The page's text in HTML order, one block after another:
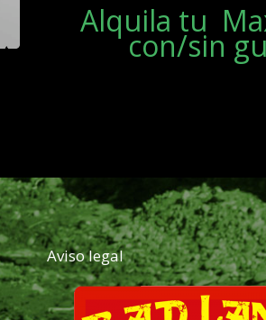
Alquila tu
con/sin
Aviso legal